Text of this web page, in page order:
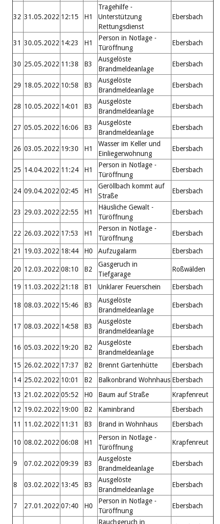
32 31.05.2022 12:15 H1
Tragehilfe -
Unterstützung
Rettungsdienst
Ebersbach
31 30.05.2022 14:23 H1
Person in Notlage -
Türöffnung
Ebersbach
30 25.05.2022 11:38 B3
Ausgelöste
Brandmeldeanlage
Ebersbach
29 18.05.2022 10:58 B3
Ausgelöste
Brandmeldeanlage
Ebersbach
28 10.05.2022 14:01 B3
Ausgelöste
Brandmeldeanlage
Ebersbach
27 05.05.2022 16:06 B3
Ausgelöste
Brandmeldeanlage
Ebersbach
26 03.05.2022 19:30 H1
Wasser im Keller und
Einliegerwohnung
Ebersbach
25 14.04.2022 11:24 H1
Person in Notlage -
Türöffnung
Ebersbach
24 09.04.2022 02:45 H1
Geröllbach kommt auf
Straße
Ebersbach
23 29.03.2022 22:55 H1
Häusliche Gewalt -
Türöffnung
Ebersbach
22 26.03.2022 17:53 H1
Person in Notlage -
Türöffnung
Ebersbach
21 19.03.2022 18:44 H0 Aufzugalarm Ebersbach
20 12.03.2022 08:10 B2
Gasgeruch in
Tiefgarage
Roßwälden
19 11.03.2022 21:18 B1 Unklarer Feuerschein Ebersbach
18 08.03.2022 15:46 B3
Ausgelöste
Brandmeldeanlage
Ebersbach
17 08.03.2022 14:58 B3
Ausgelöste
Brandmeldeanlage
Ebersbach
16 05.03.2022 19:20 B2
Ausgelöste
Brandmeldeanlage
Ebersbach
15 26.02.2022 17:37 B2 Brennt Gartenhütte
Ebersbach
14 25.02.2022 10:01 B2 Balkonbrand Wohnhaus Ebersbach
13 21.02.2022 05:52 H0 Baum auf Straße
Krapfenreut
12 19.02.2022 19:00 B2 Kaminbrand
Ebersbach
11
11.02.2022 11:31 B3 Brand in Wohnhaus Ebersbach
10 08.02.2022 06:08 H1
Person in Notlage -
Türöffnung
Krapfenreut
9 07.02.2022 09:39 B3
Ausgelöste
Brandmeldeanlage
Ebersbach
8 03.02.2022 13:45 B3
Ausgelöste
Brandmeldeanlage
Ebersbach
7 27.01.2022 07:40 H0
Person in Notlage -
Türöffnung
Ebersbach
Rauchgeruch in